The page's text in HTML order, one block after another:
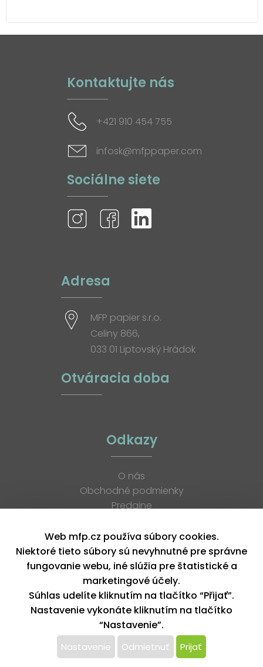
Kontaktujte nás
+421 910 454 755
infosk@mfppaper.com
Sociálne siete
Adresa
MFP papier s.r.o.
Celiny 866,
033 01 Liptovský Hrádok
Otváracia doba
Odkazy
O nás
Obchodné podmienky
Predajne
K stiahnutiu
Blog
Kontakt
Kariéra
XML feed
Copyright © 2026, MFP paper s. r. o. | Všetky práva vyhradené
design by MFP
Tento web používa k poskytovaniu služieb,
Web mfp.cz používa súbory cookies.
Niektoré tieto súbory sú nevyhnutné pre správne
fungovanie webu, iné slúžia pre štatistické a
marketingové účely.
Súhlas udelíte kliknutím na tlačítko “Přijať”.
Nastavenie vykonáte kliknutím na tlačítko
“Nastavenie”.
Nastavenie Odmietnuť Prijať